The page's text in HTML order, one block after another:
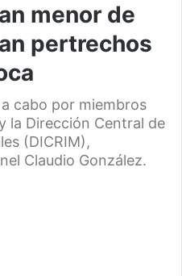
menor de
pertrechos
cabo por miembros
la Dirección Central de
(DICRIM),
Claudio González.